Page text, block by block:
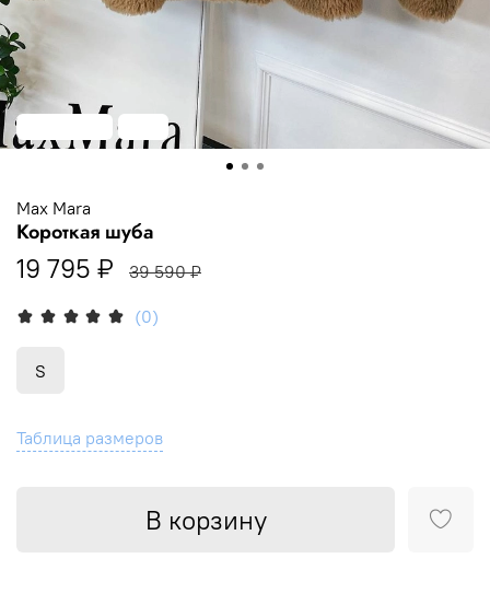
(0)
Max Mara
Короткая шуба
19 795 ₽ 39 590 ₽
Таблица размеров
В корзину
S